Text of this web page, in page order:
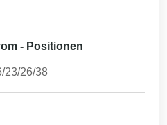
- Positionen
23/26/38